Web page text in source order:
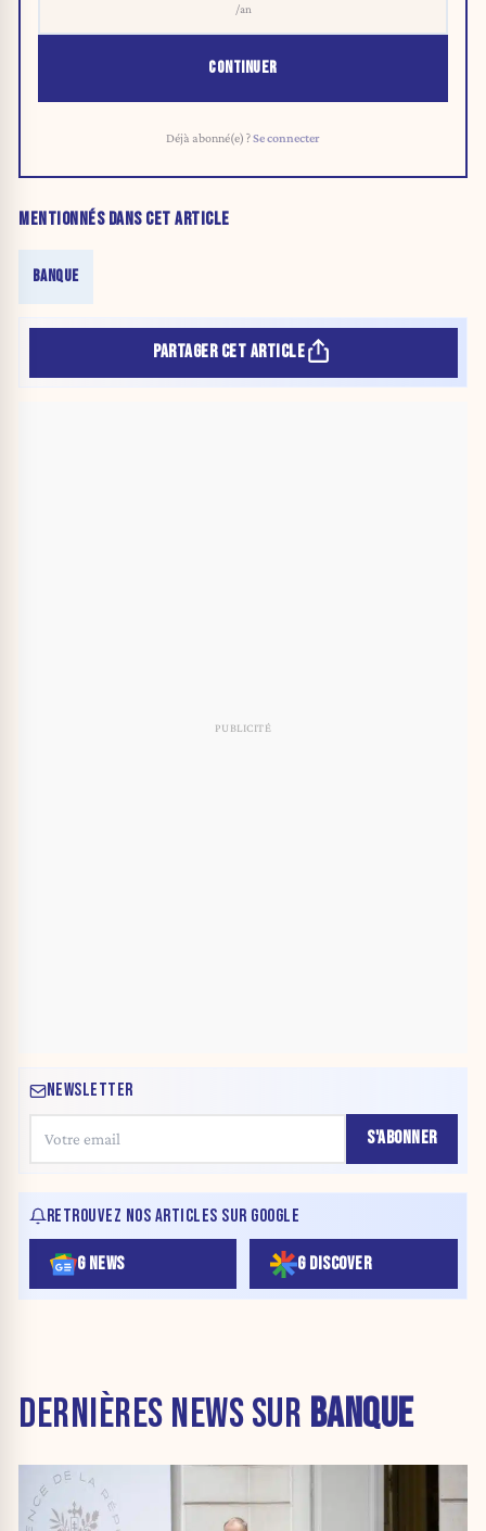
/an
CONTINUER
Déjà abonné(e) ?Se connecter
MENTIONNÉS DANS CET ARTICLE
BANQUE
PARTAGER CET ARTICLE
NEWSLETTER
S'ABONNER
RETROUVEZ NOS ARTICLES SUR GOOGLE
G NEWS G DISCOVER
DERNIÈRES NEWS SUR BANQUE